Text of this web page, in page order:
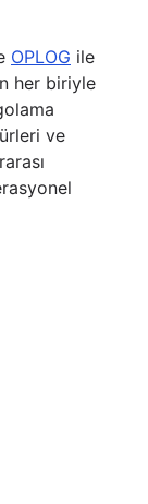
OPLOG ile
her biriyle
ve